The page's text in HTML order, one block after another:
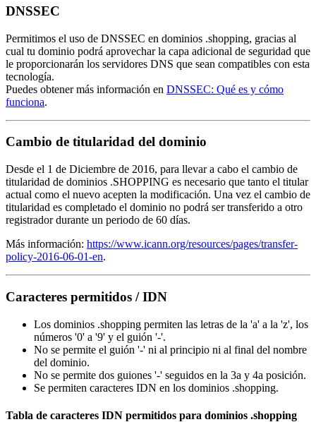
DNSSEC
Permitimos el uso de DNSSEC en dominios .shopping, gracias al
cual tu dominio podrá aprovechar la capa adicional de seguridad que
le proporcionarán los servidores DNS que sean compatibles con esta
tecnología.
Puedes obtener más información en DNSSEC: Qué es y cómo
funciona.
Cambio de titularidad del dominio
Desde el 1 de Diciembre de 2016, para llevar a cabo el cambio de
titularidad de dominios .SHOPPING es necesario que tanto el titular
actual como el nuevo acepten la modificación. Una vez el cambio de
titularidad es completado el dominio no podrá ser transferido a otro
registrador durante un periodo de 60 días.
Más información: https://www.icann.org/resources/pages/transfer-
policy-2016-06-01-en.
Caracteres permitidos / IDN
Los dominios .shopping permiten las letras de la 'a' a la 'z', los
números '0' a '9' y el guión '-'.
No se permite el guión '-' ni al principio ni al final del nombre
del dominio.
No se permite dos guiones '-' seguidos en la 3a y 4a posición.
Se permiten caracteres IDN en los dominios .shopping.
Tabla de caracteres IDN permitidos para dominios .shopping